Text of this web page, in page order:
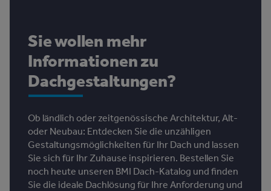
Sie wollen mehr
Informationen zu
Dachgestaltungen?
Ob ländlich oder zeitgenössische Architektur, Alt-
oder Neubau: Entdecken Sie die unzähligen
Gestaltungsmöglichkeiten für Ihr Dach und lassen
Sie sich für Ihr Zuhause inspirieren. Bestellen Sie
noch heute unseren BMI Dach-Katalog und finden
Sie die ideale Dachlösung für Ihre Anforderung und